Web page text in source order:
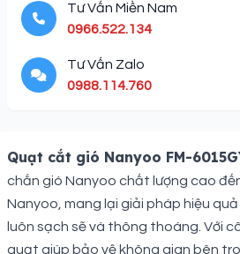
Tư Vấn Miền Nam
0966.522.134
Tư Vấn Zalo
0988.114.760
Description
Quạt cắt gió Nanyoo FM-
chắn gió Nanyoo chất lượng cao
Nanyoo, mang lại giải pháp hiệu
luôn sạch sẽ và thông thoáng. Với
quạt giúp bảo vệ không gian bên